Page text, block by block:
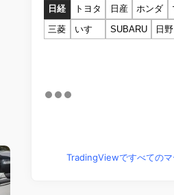
日経 トヨタ 日産 ホンダ
三菱
いすゞ SUBARU 日野
TradingViewですべての